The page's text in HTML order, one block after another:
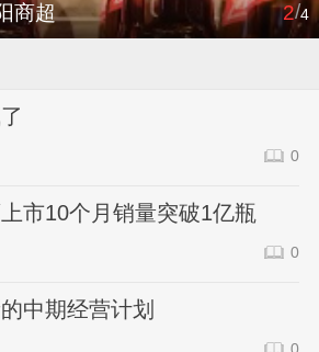
商超 2/4
0
市10个月销量突破1亿瓶
0
中期经营计划
0